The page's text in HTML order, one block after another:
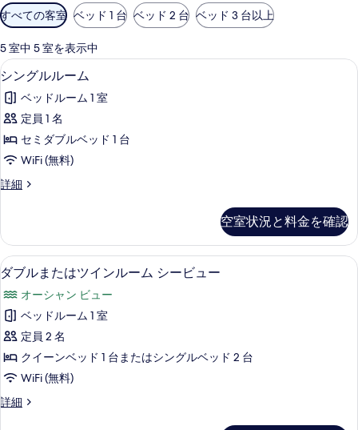
利
用
可
能
な
客
室
の
り
込
件
すべての客室 ベッド 1 台 ベッド 2 台 ベッド 3 台以上
5 室中 5 室を表示中
シ
ン
グ
ル
ル
ー
ム
す
べ
て
の
写
真
を
表
示
ミニバー、セーフティボックス (室内
8
シングルルーム
ベッドルーム 1 室
定員 1 名
セミダブルベッド 1 台
WiFi (無料)
詳細
シ
ル
ー
ム
の
詳
細
空室状況と料金を確認
ダ
ブ
ル
ま
た
は
ツ
イ
ダブルまたはツインルーム シービュ
11
ダブルまたはツインルーム シービュー
オーシャン ビュー
ベッドルーム 1 室
定員 2 名
クイーンベッド 1 台またはシングルベッド 2 台
WiFi (無料)
詳細
ダ